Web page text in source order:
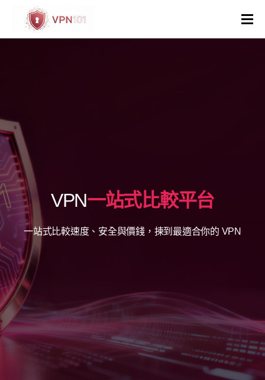
VPN解鎖網站
VPN操作系統和裝置
國家與地區
其他
虛擬主機
關於
VPN一站式比較平台
一站式比較速度、安全與價錢，揀到最適合你的 VPN